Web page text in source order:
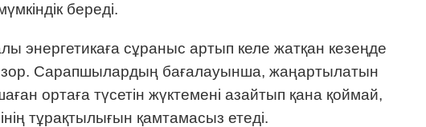
береді.
энергетикаға сұраныс артып келе жатқан кезеңде
Сарапшылардың бағалауынша, жаңартылатын
ортаға түсетін жүктемені азайтып қана қоймай,
тұрақтылығын қамтамасыз етеді.